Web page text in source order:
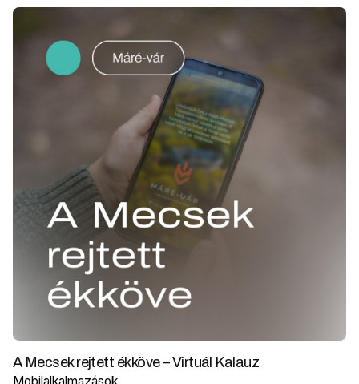
A Mecsek rejtett ékköve – Virtuál Kalauz